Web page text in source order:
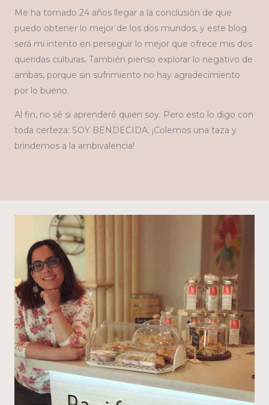
Me ha tomado 24 años llegar a la conclusión de que
puedo obtener lo mejor de los dos mundos, y este blog
será mi intento en perseguir lo mejor que ofrece mis dos
queridas culturas. También pienso explorar lo negativo de
ambas, porque sin sufrimiento no hay agradecimiento
por lo bueno.
Al fin, no sé si aprenderé quien soy. Pero esto lo digo con
toda certeza: SOY BENDECIDA. ¡Colemos una taza y
brindemos a la ambivalencia!